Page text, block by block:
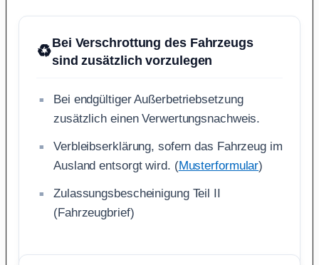
♻️Bei Verschrottung des Fahrzeugs
sind zusätzlich vorzulegen
Bei endgültiger Außerbetriebsetzung
zusätzlich einen Verwertungsnachweis.
Verbleibserklärung, sofern das Fahrzeug im
Ausland entsorgt wird. (Musterformular)
Zulassungsbescheinigung Teil II
(Fahrzeugbrief)